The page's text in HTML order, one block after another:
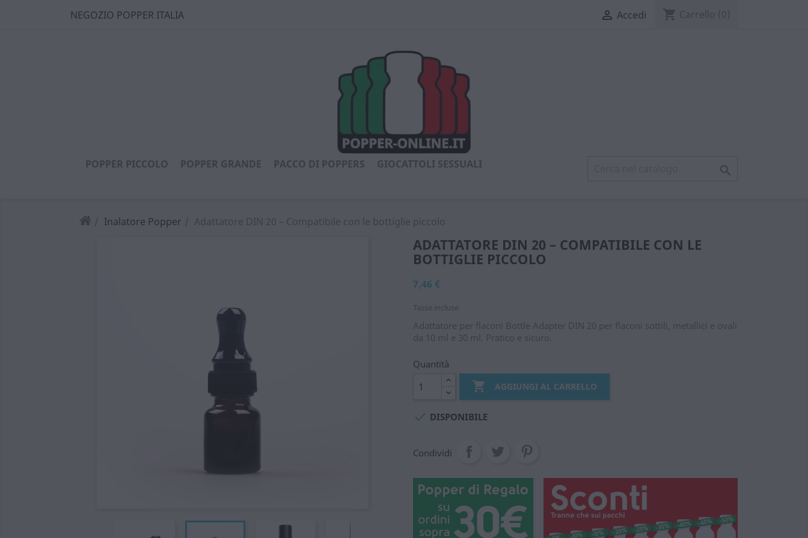
NEGOZIO POPPER ITALIA  Accedi shopping_cart Carrello (0)
POPPER PICCOLO POPPER GRANDE PACCO DI POPPERS GIOCATTOLI SESSUALI 
Inalatore Popper Adattatore DIN 20 – Compatibile con le bottiglie piccolo
ADATTATORE DIN 20 – COMPATIBILE CON LE
BOTTIGLIE PICCOLO
7,46 €
Tasse incluse
Adattatore per flaconi Bottle Adapter DIN 20 per flaconi sottili, metallici e ovali
da 10 ml e 30 ml. Pratico e sicuro.
Quantità
 AGGIUNGI AL CARRELLO
 DISPONIBILE
Condividi